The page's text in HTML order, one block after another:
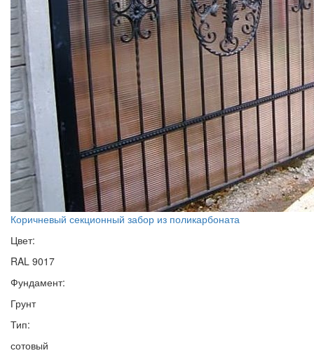
Коричневый секционный забор из поликарбоната
Цвет:
RAL 9017
Фундамент:
Грунт
Тип:
сотовый